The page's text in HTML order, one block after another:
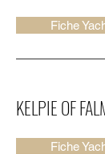
Fiche
KELPIE OF
Fiche